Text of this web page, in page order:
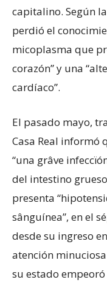
capitalino. Según
perdió el
micoplasma que
corazón” y una
cardíaco”.
El pasado mayo,
Casa Real informó
“una grâve
del intestino
presenta
sânguínea”, en el
desde su ingreso
atención
su estado